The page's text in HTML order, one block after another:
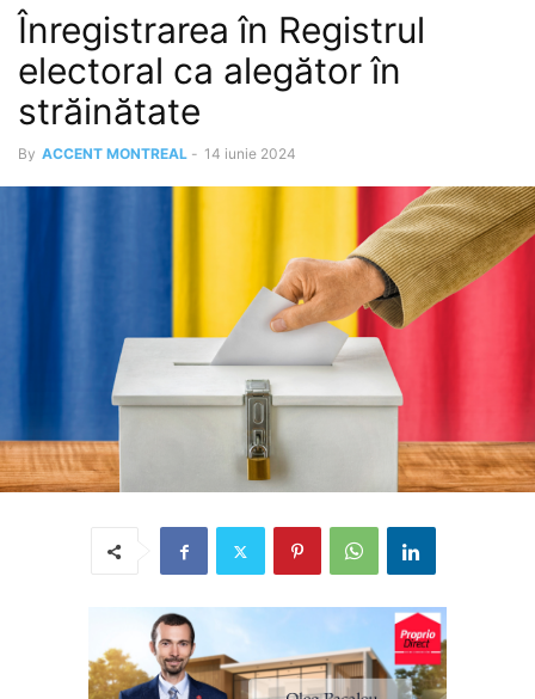
Înregistrarea în Registrul
electoral ca alegător în
străinătate
By ACCENT MONTREAL - 14 iunie 2024